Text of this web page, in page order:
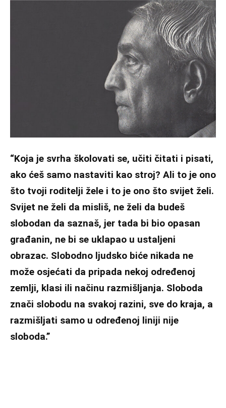
“Koja je svrha školovati se, učiti čitati i pisati,
ako ćeš samo nastaviti kao stroj? Ali to je ono
što tvoji roditelji žele i to je ono što svijet želi.
Svijet ne želi da misliš, ne želi da budeš
slobodan da saznaš, jer tada bi bio opasan
građanin, ne bi se uklapao u ustaljeni
obrazac. Slobodno ljudsko biće nikada ne
može osjećati da pripada nekoj određenoj
zemlji, klasi ili načinu razmišljanja. Sloboda
znači slobodu na svakoj razini, sve do kraja, a
razmišljati samo u određenoj liniji nije
sloboda.”